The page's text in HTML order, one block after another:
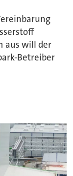
aus will der
Betreiber